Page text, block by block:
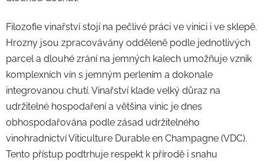
Filozofie vinařství stojí na pečlivé práci ve vinici i ve sklepě.
Hrozny jsou zpracovávány odděleně podle jednotlivých
parcel a dlouhé zrání na jemných kalech umožňuje vznik
komplexních vín s jemným perlením a dokonale
integrovanou chutí. Vinařství klade velký důraz na
udržitelné hospodaření a většina vinic je dnes
obhospodařována podle zásad udržitelného
vinohradnictví Viticulture Durable en Champagne (VDC).
Tento přístup podtrhuje respekt k přírodě i snahu